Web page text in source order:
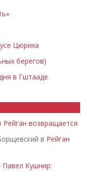
Цюриха
берегов)
в Гштааде
Рейган возвращается
в Рейган
Павел Кушнир: